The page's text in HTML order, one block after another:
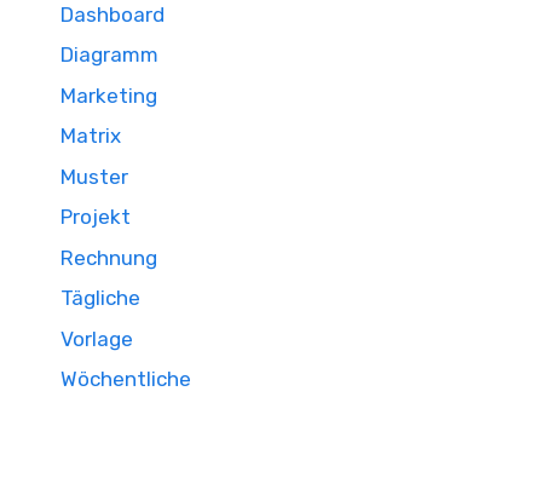
Dashboard
Diagramm
Marketing
Matrix
Muster
Projekt
Rechnung
Tägliche
Vorlage
Wöchentliche